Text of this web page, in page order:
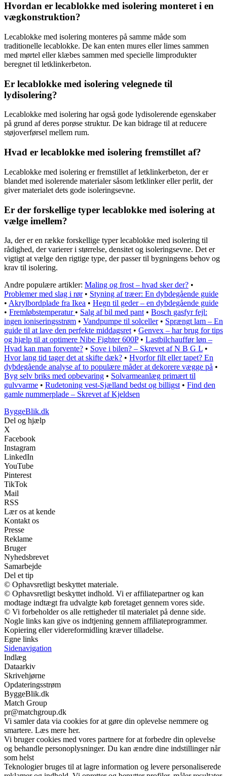
Hvordan er lecablokke med isolering monteret i en
vægkonstruktion?
Lecablokke med isolering monteres på samme måde som
traditionelle lecablokke. De kan enten mures eller limes sammen
med mørtel eller klæbes sammen med specielle limprodukter
beregnet til letklinkerbeton.
Er lecablokke med isolering velegnede til
lydisolering?
Lecablokke med isolering har også gode lydisolerende egenskaber
på grund af deres porøse struktur. De kan bidrage til at reducere
støjoverførsel mellem rum.
Hvad er lecablokke med isolering fremstillet af?
Lecablokke med isolering er fremstillet af letklinkerbeton, der er
blandet med isolerende materialer såsom letklinker eller perlit, der
giver materialet dets gode isoleringsevne.
Er der forskellige typer lecablokke med isolering at
vælge imellem?
Ja, der er en række forskellige typer lecablokke med isolering til
rådighed, der varierer i størrelse, densitet og isoleringsevne. Det er
vigtigt at vælge den rigtige type, der passer til bygningens behov og
krav til isolering.
Andre populære artikler: Maling og frost – hvad sker der? •
Problemer med slag i rør• Styning af træer: En dybdegående guide
• Akrylbordplade fra Ikea • Hegn til geder – en dybdegående guide
• Fremløbstemperatur • Salg af bil med pant • Bosch gasfyr fejl:
ingen ioniseringsstrøm • Vandpumpe til solceller• Sprængt lam – En
guide til at lave den perfekte middagsret • Genvex – har brug for tips
og hjælp til at optimere Nibe Fighter 600P• Lastbilchauffør løn –
Hvad kan man forvente? • Sove i bilen? – Skrevet af N B G L •
Hvor lang tid tager det at skifte dæk? • Hvorfor filt eller tapet? En
dybdegående analyse af to populære måder at dekorere vægge på •
Byg selv briks med opbevaring • Solvarmeanlæg primært til
gulvvarme • Rudetoning vest-Sjælland bedst og billigst • Find den
gamle nummerplade – Skrevet af Kjeldsen
ByggeBlik.dk
Del og hjælp
X
Facebook
Instagram
LinkedIn
YouTube
Pinterest
TikTok
Mail
RSS
Lær os at kende
Kontakt os
Presse
Reklame
Bruger
Nyhedsbrevet
Samarbejde
Del et tip
© Ophavsretligt beskyttet materiale.
© Ophavsretligt beskyttet indhold. Vi er affiliatepartner og kan
modtage indtægt fra udvalgte køb foretaget gennem vores side.
© Vi forbeholder os alle rettigheder til materialet på denne side.
Nogle links kan give os indtjening gennem affiliateprogrammer.
Kopiering eller videreformidling kræver tilladelse.
Egne links
Sidenavigation
Indlæg
Dataarkiv
Skrivehjørne
Opdateringsstrøm
ByggeBlik.dk
Match Group
pr@matchgroup.dk
Vi samler data via cookies for at gøre din oplevelse nemmere og
smartere. Læs mere her.
Vi bruger cookies med vores partnere for at forbedre din oplevelse
og behandle personoplysninger. Du kan ændre dine indstillinger når
som helst
Teknologier bruges til at lagre information og levere personaliserede